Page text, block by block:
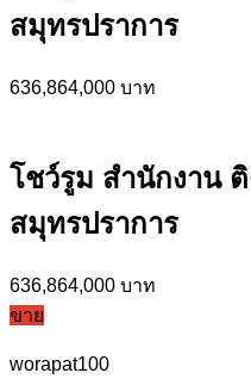
สมุทรปราการ
636,864,000 บาท
โชว์รูม สำนักงาน
สมุทรปราการ
636,864,000 บาท
ขาย
worapat100